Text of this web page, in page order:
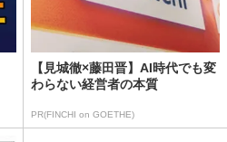
【見城徹×藤田晋】AI時代でも変
わらない経営者の本質
PR(FINCHI on GOETHE)